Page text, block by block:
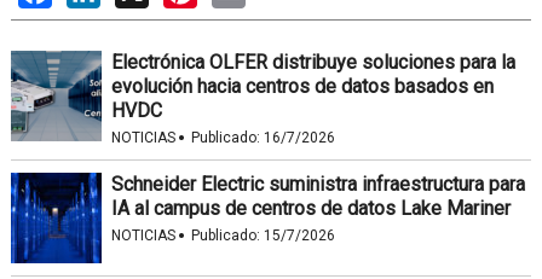
Electrónica OLFER distribuye soluciones para la
evolución hacia centros de datos basados en
HVDC
NOTICIAS · Publicado: 16/7/2026
Schneider Electric suministra infraestructura para
IA al campus de centros de datos Lake Mariner
NOTICIAS · Publicado: 15/7/2026